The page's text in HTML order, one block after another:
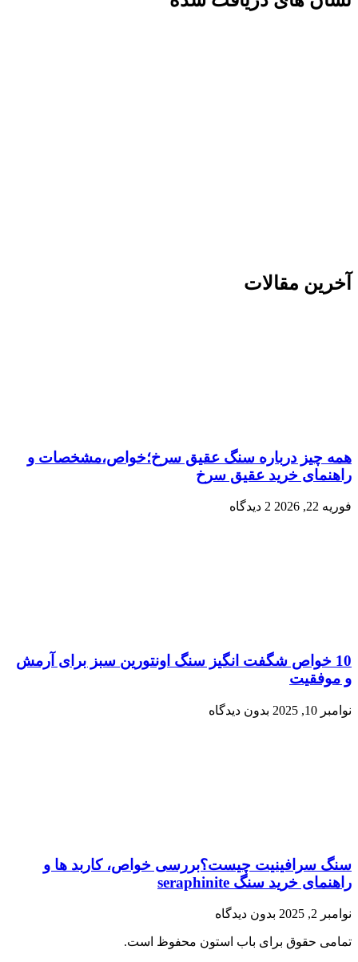
آخرین مقالات
همه چیز درباره سنگ عقیق سرخ؛خواص،مشخصات و
راهنمای خرید عقیق سرخ
فوریه 22, 2026 2 دیدگاه
10 خواص شگفت انگیز سنگ اونتورین سبز برای آرمش
و موفقیت
نوامبر 10, 2025 بدون دیدگاه
سنگ سرافینیت چیست؟بررسی خواص، کاربد ها و
راهنمای خرید سنگ seraphinite
نوامبر 2, 2025 بدون دیدگاه
تمامی حقوق برای باب استون محفوظ است.